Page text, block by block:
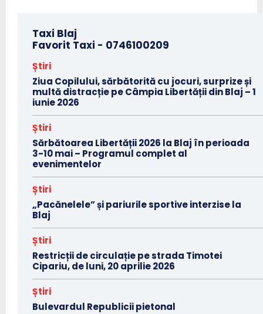
Taxi Blaj
Favorit Taxi - 0746100209
Știri
Ziua Copilului, sărbătorită cu jocuri, surprize și
multă distracție pe Câmpia Libertății din Blaj – 1
iunie 2026
Știri
Sărbătoarea Libertății 2026 la Blaj în perioada
3-10 mai – Programul complet al
evenimentelor
Știri
„Pacănelele” și pariurile sportive interzise la
Blaj
Știri
Restricții de circulație pe strada Timotei
Cipariu, de luni, 20 aprilie 2026
Știri
Bulevardul Republicii pietonal